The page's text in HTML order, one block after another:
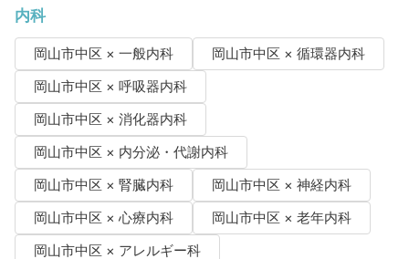
内科
岡山市中区 × 一般内科
岡山市中区 × 循環器内科
岡山市中区 × 呼吸器内科
岡山市中区 × 消化器内科
岡山市中区 × 内分泌・代謝内科
岡山市中区 × 腎臓内科
岡山市中区 × 神経内科
岡山市中区 × 心療内科
岡山市中区 × 老年内科
岡山市中区 × アレルギー科